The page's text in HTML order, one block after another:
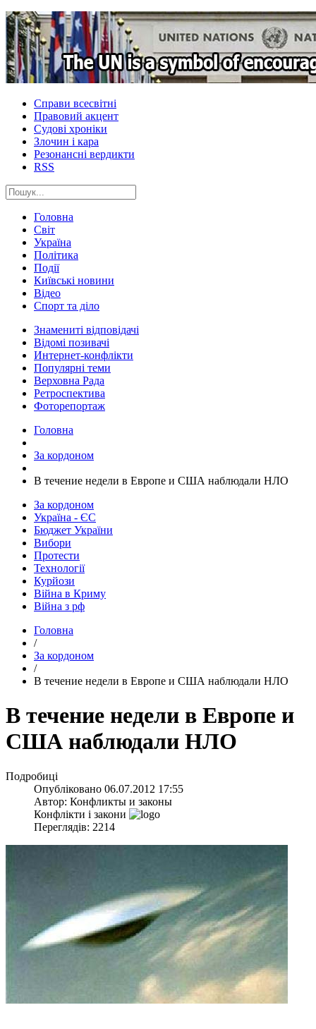
Справи всесвітні
Правовий акцент
Судові хроніки
Злочин і кара
Резонансні вердикти
RSS
Головна
Світ
Україна
Політика
Події
Київські новини
Відео
Спорт та діло
Знамениті відповідачі
Відомі позивачі
Интернет-конфлікти
Популярні теми
Верховна Рада
Ретроспектива
Фоторепортаж
Головна
За кордоном
В течение недели в Европе и США наблюдали НЛО
За кордоном
Україна - ЄС
Бюджет України
Вибори
Протести
Технології
Курйози
Війна в Криму
Війна з рф
Головна
/
За кордоном
/
В течение недели в Европе и США наблюдали НЛО
В течение недели в Европе и
США наблюдали НЛО
Подробиці
Опубліковано 06.07.2012 17:55
Автор: Конфликты и законы
Конфлікти і закони
Переглядів: 2214